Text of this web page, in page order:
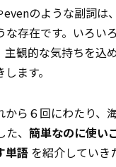
のような副詞は
な存在です。いろい
主観的な気持ちを込
ます。
から６回にわたり、
、 簡単なのに使い
単語 を紹介していき